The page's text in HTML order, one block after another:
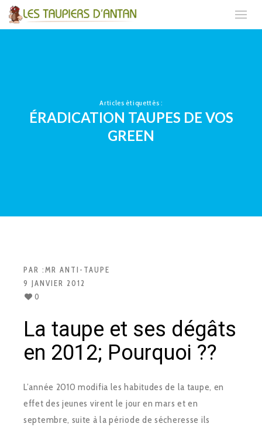
Articles étiquettés :
ÉRADICATION TAUPES DE VOS
GREEN
PAR :MR ANTI-TAUPE
9 JANVIER 2012
0
La taupe et ses dégâts
en 2012; Pourquoi ??
L’année 2010 modifia les habitudes de la taupe, en
effet des jeunes virent le jour en mars et en
septembre, suite à la période de sécheresse ils